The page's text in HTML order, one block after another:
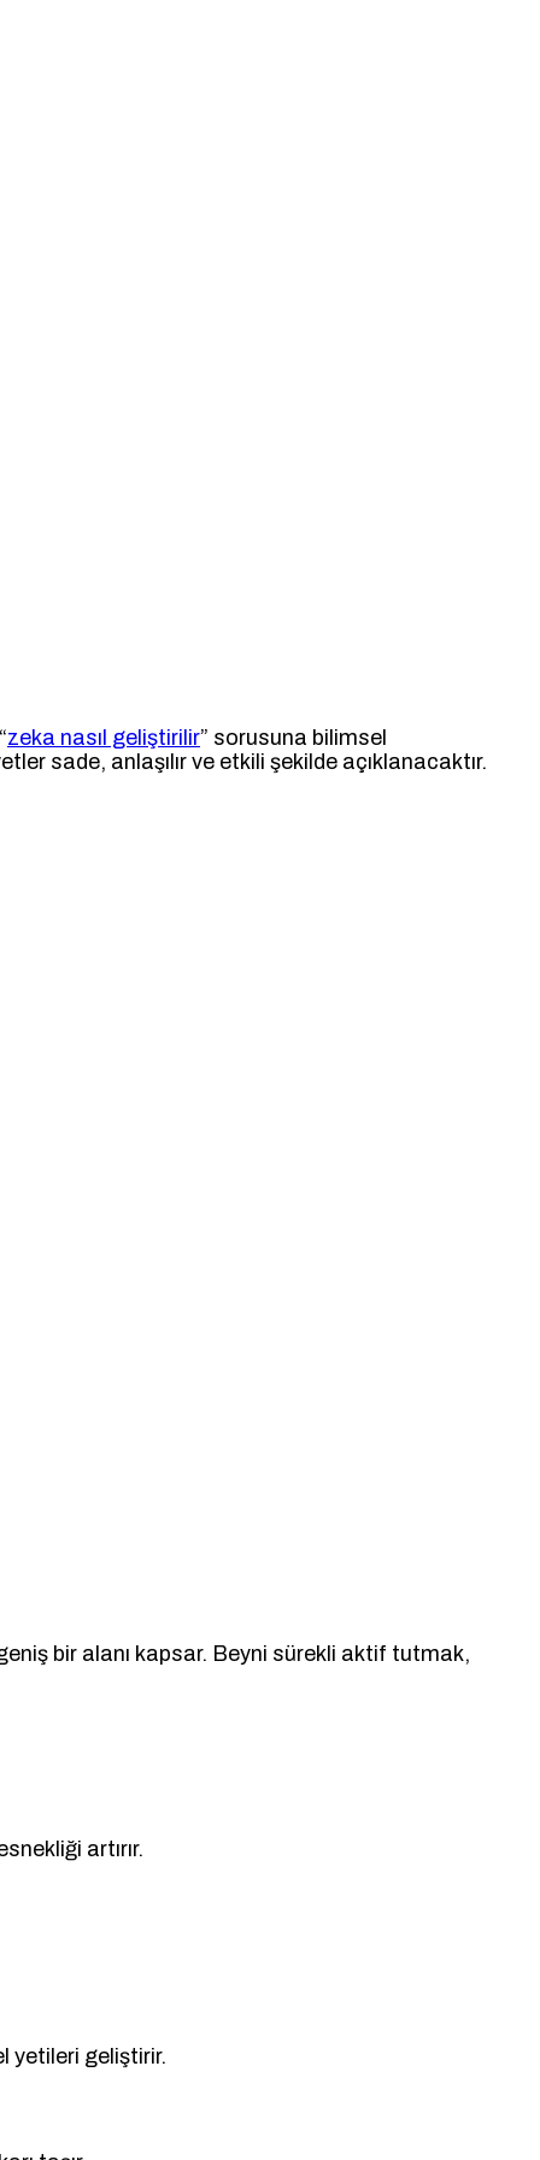
zeka nasıl geliştirilir” sorusuna bilimsel
sade, anlaşılır ve etkili şekilde açıklanacaktır.
bir alanı kapsar. Beyni sürekli aktif tutmak,
artırır.
yetileri geliştirir.